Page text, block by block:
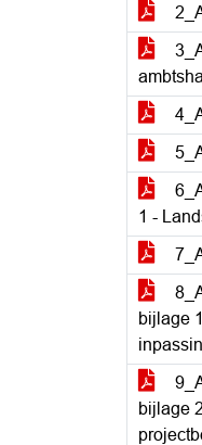
1 -
bijlage
bijlage